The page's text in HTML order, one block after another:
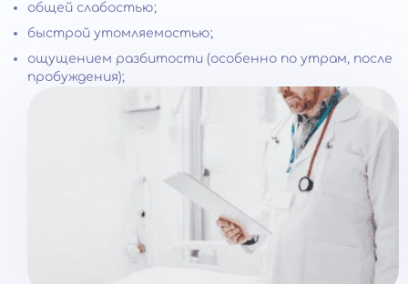
общей слабостью;
быстрой утомляемостью;
ощущением разбитости (особенно по утрам, после
пробуждения);